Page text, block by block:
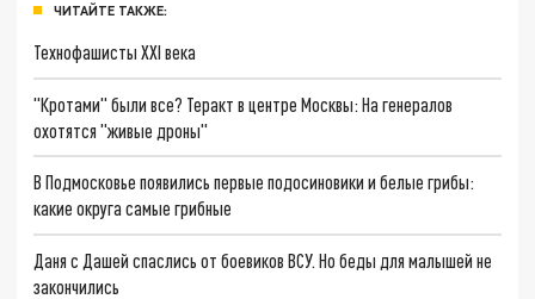
ЧИТАЙТЕ ТАКЖЕ:
Технофашисты XXI века
"Кротами" были все? Теракт в центре Москвы: На генералов
охотятся "живые дроны"
В Подмосковье появились первые подосиновики и белые грибы:
какие округа самые грибные
Даня с Дашей спаслись от боевиков ВСУ. Но беды для малышей не
закончились